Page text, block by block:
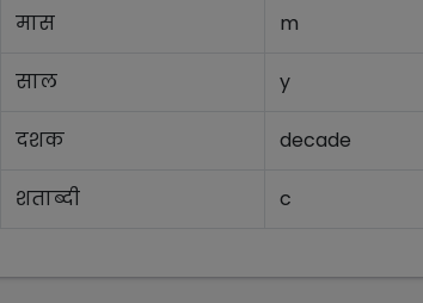
मास m
साल y
दशक decade
शताब्दी c